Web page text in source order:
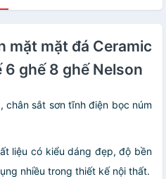
mặt mặt đá Ceramic
ghế 8 ghế Nelson
chân sắt sơn tĩnh điện bọc núm
liệu có kiểu dáng đẹp, độ bền
nhiều trong thiết kế nội thất.